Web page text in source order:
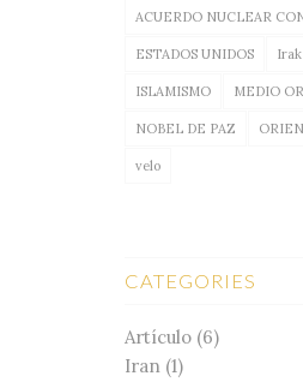
ACUERDO NUCLEAR
ESTADOS UNIDOS Irak
ISLAMISMO MEDIO
NOBEL DE PAZ
velo
CATEGORIES
Artículo(6)
Iran(1)